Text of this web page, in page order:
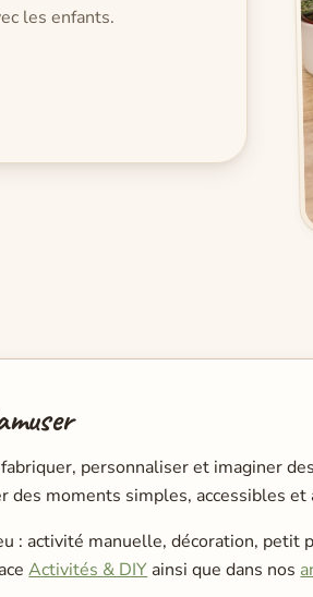
les enfants.
personnaliser et imaginer
des moments simples, accessibles
: activité manuelle, décoration,
Activités & DIYainsi que dans nos